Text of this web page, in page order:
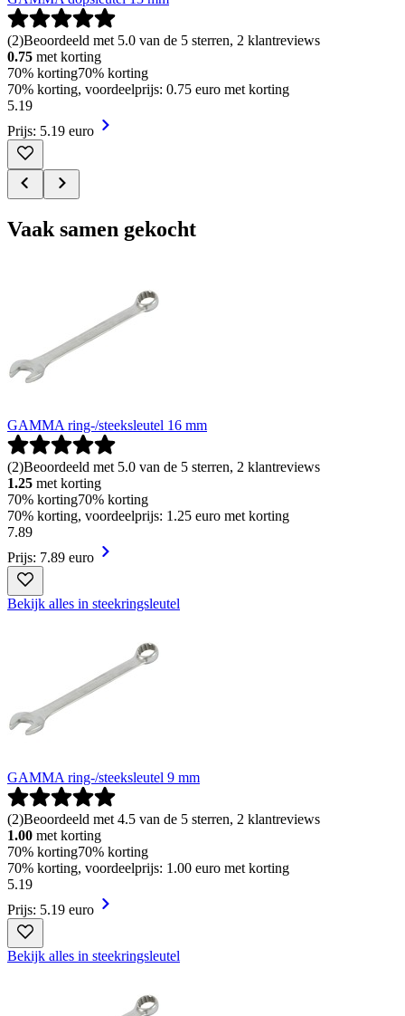
(2)Beoordeeld met 5.0 van de 5 sterren, 2 klantreviews
0.75 met korting
70% korting70% korting
70% korting, voordeelprijs: 0.75 euro met korting
5.19
Prijs: 5.19 euro
Vaak samen gekocht
GAMMA ring-/steeksleutel 16 mm
(2)Beoordeeld met 5.0 van de 5 sterren, 2 klantreviews
1.25 met korting
70% korting70% korting
70% korting, voordeelprijs: 1.25 euro met korting
7.89
Prijs: 7.89 euro
Bekijk alles in steekringsleutel
GAMMA ring-/steeksleutel 9 mm
(2)Beoordeeld met 4.5 van de 5 sterren, 2 klantreviews
1.00 met korting
70% korting70% korting
70% korting, voordeelprijs: 1.00 euro met korting
5.19
Prijs: 5.19 euro
Bekijk alles in steekringsleutel